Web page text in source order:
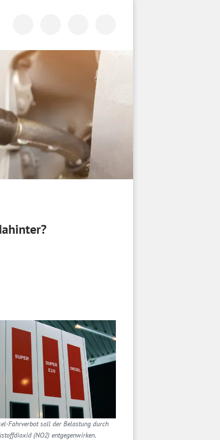
Fahrverbot soll der Belastung durch
(NO2) entgegenwirken.